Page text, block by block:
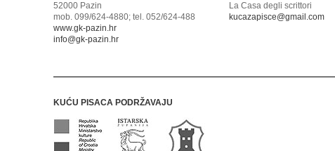
52000 Pazin
mob. 099/624-4880; tel. 052/624-488
www.gk-pazin.hr
info@gk-pazin.hr
La Casa degli scrittori
kucazapisce@gmail.com
KUĆU PISACA PODRŽAVAJU